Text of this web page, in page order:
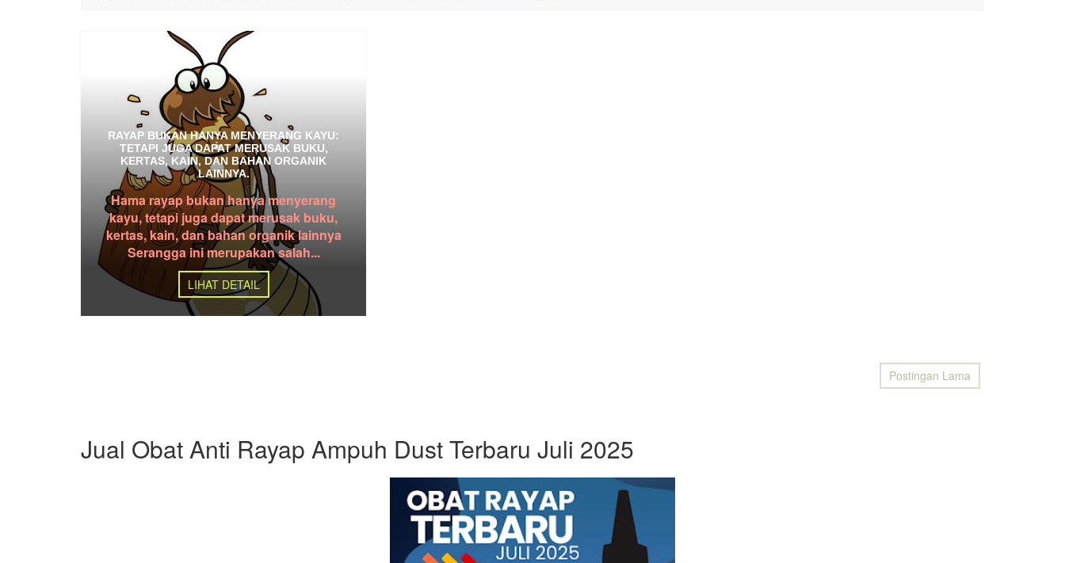
RAYAP BUKAN HANYA MENYERANG KAYU:
TETAPI JUGA DAPAT MERUSAK BUKU,
KERTAS, KAIN, DAN BAHAN ORGANIK
LAINNYA.
Hama rayap bukan hanya menyerang
kayu, tetapi juga dapat merusak buku,
kertas, kain, dan bahan organik lainnya
Serangga ini merupakan salah...
LIHAT DETAIL
Postingan Lama
Jual Obat Anti Rayap Ampuh Dust Terbaru Juli 2025